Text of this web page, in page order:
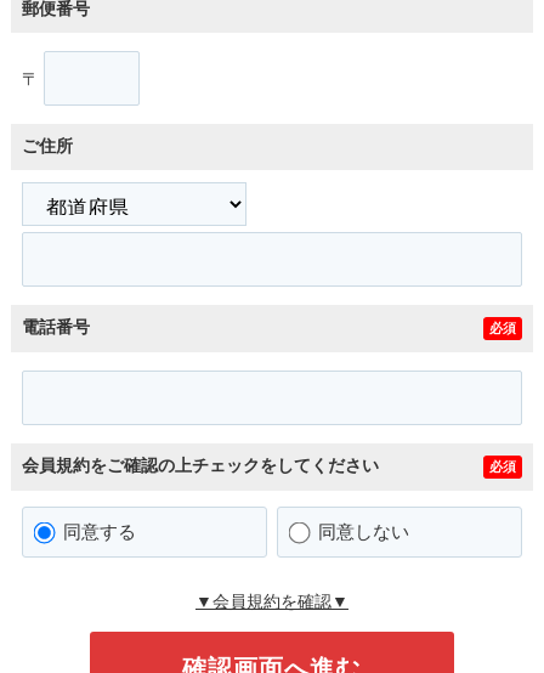
郵便番号
〒
ご住所
電話番号 必須
会員規約をご確認の上チェックをしてください 必須
同意する 同意しない
▼会員規約を確認▼